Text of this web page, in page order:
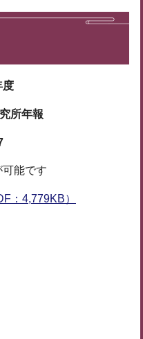
度
所年報
能です
：4,779KB）